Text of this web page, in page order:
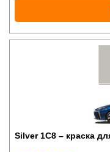
Silver 1C8 – краска